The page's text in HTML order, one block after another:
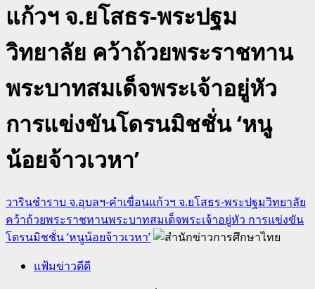
แก้วฯ จ.ยโสธร-พระปฐม
วิทยาลัย คว้าถ้วยพระราชทาน
พระบาทสมเด็จพระเจ้าอยู่หัว
การแข่งขันโดรนมิชชั่น ‘หนู
น้อยจ้าวเวหา’
วารินชำราบ จ.อุบลฯ-คำเขื่อนแก้วฯ จ.ยโสธร-พระปฐมวิทยาลัย
คว้าถ้วยพระราชทานพระบาทสมเด็จพระเจ้าอยู่หัว การแข่งขัน
โดรนมิชชั่น ‘หนูน้อยจ้าวเวหา’
แฟ้มข่าวดีดี